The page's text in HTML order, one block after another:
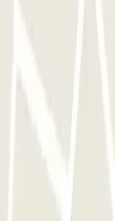
da # sulla
nella
seguito da #
parcheggio fino a
aggiuntivo verrà
dal